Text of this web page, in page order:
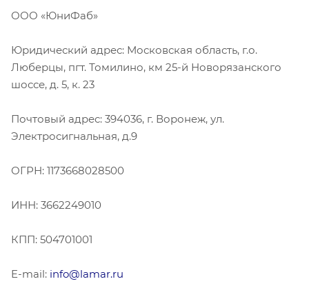
ООО «ЮниФаб»
Юридический адрес: Московская область, г.о.
Люберцы, пгт. Томилино, км 25-й Новорязанского
шоссе, д. 5, к. 23
Почтовый адрес: 394036, г. Воронеж, ул.
Электросигнальная, д.9
ОГРН: 1173668028500
ИНН: 3662249010
КПП: 504701001
E-mail: info@lamar.ru